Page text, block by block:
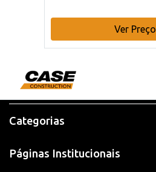
Ver Preço
Categorias
Páginas Institucionais